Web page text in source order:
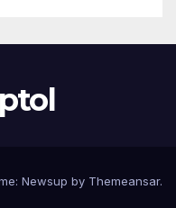
Newsup by Themeansar.